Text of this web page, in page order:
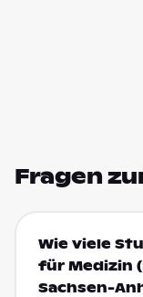
Fragen
Wie viele
für Medizin
Sachsen-